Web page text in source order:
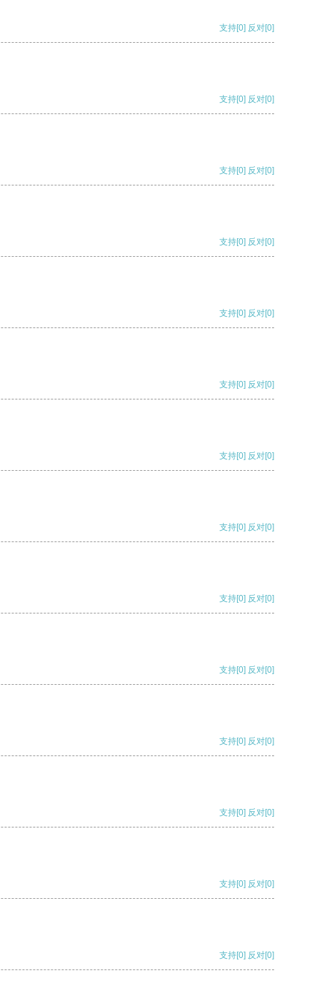
支持[0] 反对[0]
支持[0] 反对[0]
支持[0] 反对[0]
支持[0] 反对[0]
支持[0] 反对[0]
支持[0] 反对[0]
支持[0] 反对[0]
支持[0] 反对[0]
支持[0] 反对[0]
支持[0] 反对[0]
支持[0] 反对[0]
支持[0] 反对[0]
支持[0] 反对[0]
支持[0] 反对[0]